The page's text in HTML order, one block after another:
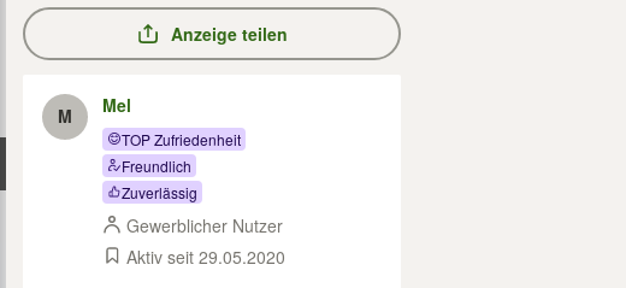
Anzeige teilen
M Mel
TOP Zufriedenheit
Freundlich
Zuverlässig
Gewerblicher Nutzer
Aktiv seit 29.05.2020